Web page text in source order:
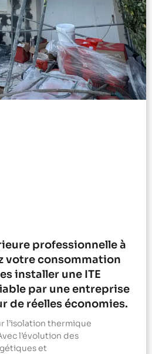
professionnelle à
votre consommation
installer une ITE
par une entreprise
de réelles économies.
l’isolation thermique
l’évolution des
et